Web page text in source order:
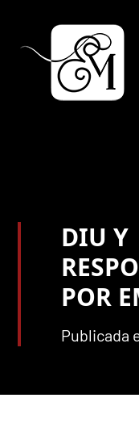
DIU Y
POR
Publicada